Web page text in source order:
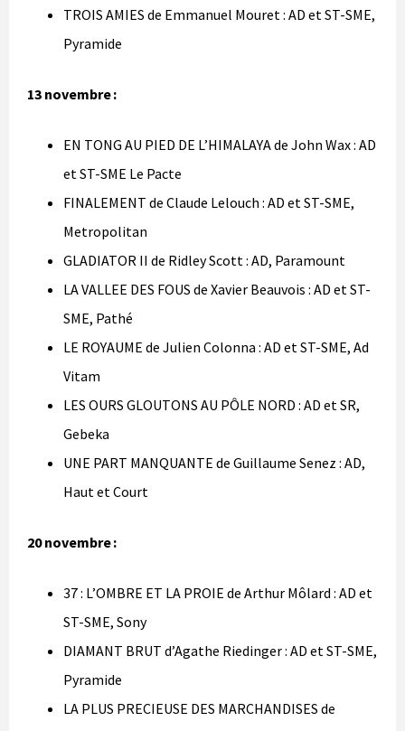
TROIS AMIES de Emmanuel Mouret : AD et ST-SME,
Pyramide
13 novembre :
EN TONG AU PIED DE L’HIMALAYA de John Wax : AD
et ST-SME Le Pacte
FINALEMENT de Claude Lelouch : AD et ST-SME,
Metropolitan
GLADIATOR II de Ridley Scott : AD, Paramount
LA VALLEE DES FOUS de Xavier Beauvois : AD et ST-
SME, Pathé
LE ROYAUME de Julien Colonna : AD et ST-SME, Ad
Vitam
LES OURS GLOUTONS AU PÔLE NORD : AD et SR,
Gebeka
UNE PART MANQUANTE de Guillaume Senez : AD,
Haut et Court
20 novembre :
37 : L’OMBRE ET LA PROIE de Arthur Môlard : AD et
ST-SME, Sony
DIAMANT BRUT d’Agathe Riedinger : AD et ST-SME,
Pyramide
LA PLUS PRECIEUSE DES MARCHANDISES de